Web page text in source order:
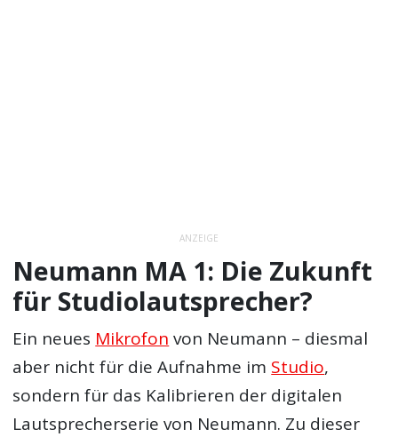
ANZEIGE
Neumann MA 1: Die Zukunft
für Studiolautsprecher?
Ein neues Mikrofon von Neumann – diesmal
aber nicht für die Aufnahme im Studio,
sondern für das Kalibrieren der digitalen
Lautsprecherserie von Neumann. Zu dieser